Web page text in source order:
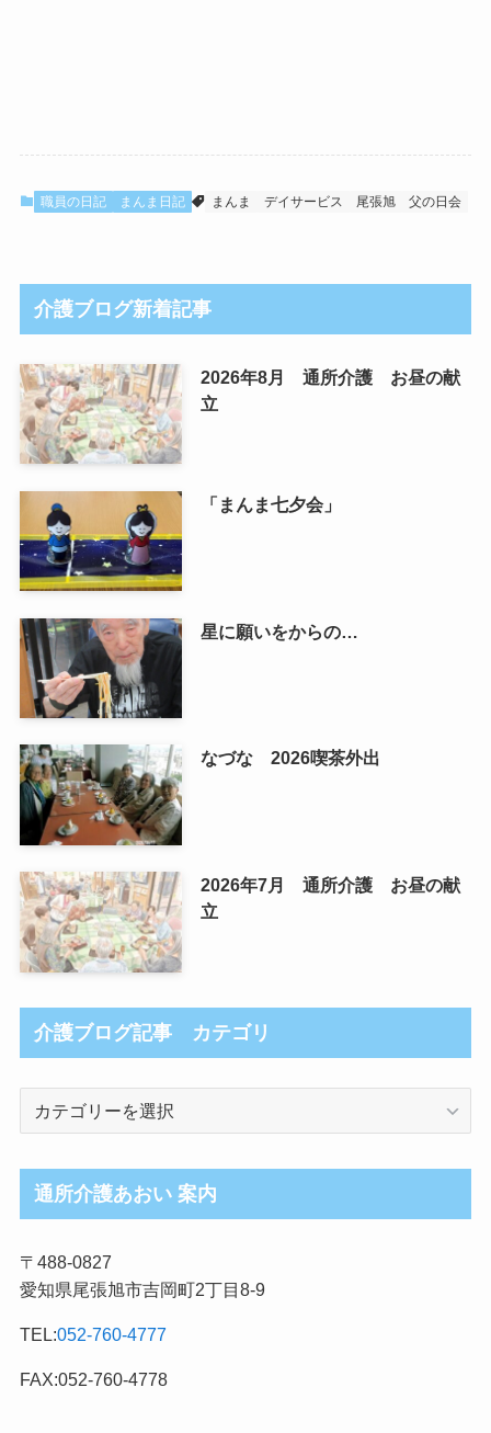
職員の日記 まんま日記 まんま デイサービス 尾張旭 父の日会
介護ブログ新着記事
2026年8月 通所介護 お昼の献
立
「まんま七夕会」
星に願いをからの…
なづな 2026喫茶外出
2026年7月 通所介護 お昼の献
立
介護ブログ記事 カテゴリ
ロ
グ
事
カ
ゴ
リ
通所介護あおい 案内
〒488-0827
愛知県尾張旭市吉岡町2丁目8-9
TEL:052-760-4777
FAX:052-760-4778